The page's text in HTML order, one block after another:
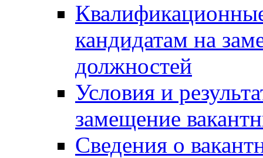
кандидатам на
должностей
Условия и
замещение
Сведения о